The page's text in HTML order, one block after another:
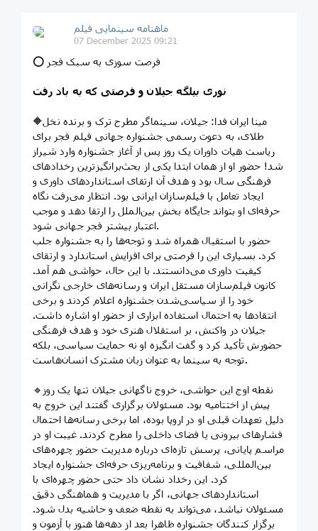
ماهنامه سینمایی فیلم
07 December 2025 09:21
⭕️ فرصت سوزی به سبک فجر
نوری بیلگه جیلان و فرصتی که به باد رفت
🔶مینا ایران فدا: جیلان، سینماگر مطرح ترک و برنده نخل
طلای، به دعوت رسمی جشنواره جهانی فیلم فجر برای
ریاست هیات داوران یک روز پس از آغاز جشنواره وارد شیراز
شد! حضور او از همان ابتدا یکی از بحث‌برانگیزترین رخدادهای
فرهنگی سال بود و هدف آن ارتقای استانداردهای داوری و
ایجاد تعامل با فیلم‌سازان ایرانی بود. انتظار می‌رفت نگاه
حرفه‌ای او بتواند جایگاه بخش بین‌الملل را ارتقا دهد و موجب
اعتبار بیشتر فجر جهانی شود.
حضور با استقبال همراه شد و توجه‌ها را به جشنواره جلب
کرد. بسیاری این را فرصتی برای افزایش استاندارد و ارتقای
کیفیت داوری می‌دانستند. با این حال، حواشی هم آمد.
کانون فیلم‌سازان مستقل ایران و رسانه‌های خارجی نگرانی
خود را از سیاسی‌شدن جشنواره اعلام کردند و برخی
انتقادها به احتمال استفاده ابزاری از حضور او اشاره داشت.
جیلان در واکنش، بر استقلال هنری خود و هدف فرهنگی
حضورش تأکید کرد و گفت انگیزه او نه حمایت سیاسی، بلکه
توجه به سینما به عنوان زبان مشترک انسان‌هاست.
🔹نقطه اوج این حواشی، خروج ناگهانی جیلان تنها یک روز
پیش از اختتامیه بود. مسئولان برگزاری گفتند این خروج به
دلیل تعهدات قبلی او در اروپا بوده، اما برخی رسانه‌ها احتمال
فشارهای بیرونی یا فضای داخلی را مطرح کردند. غیبت او در
مراسم پایانی، پرسش‌ تازه‌ای درباره مدیریت حضور چهره‌های
بین‌المللی، شفافیت و برنامه‌ریزی حرفه‌ای جشنواره ایجاد
کرد. این رخداد نشان داد حتی حضور چهره‌ای با
استانداردهای جهانی، اگر با مدیریت و هماهنگی دقیق
مسئولان نباشد، می‌تواند به نقطه ضعف و حاشیه بدل شود.
برگزار کنندگان جشنواره ظاهرا بعد از دهه‌ها هنوز با آزمون و